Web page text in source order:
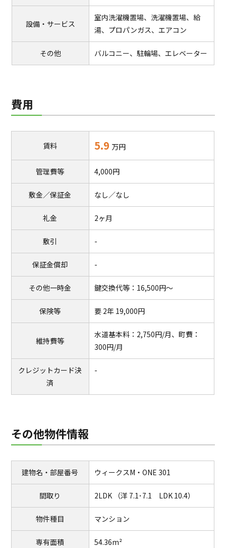
設備・サービス
室内洗濯機置場、洗濯機置場、給
湯、プロパンガス、エアコン
その他 バルコニー、駐輪場、エレベーター
費用
賃料 5.9 万円
管理費等 4,000円
敷金／保証金 なし／なし
礼金 2ヶ月
敷引 -
保証金償却 -
その他一時金 鍵交換代等：16,500円～
保険等 要 2年 19,000円
維持費等
水道基本料：2,750円/月、町費：
300円/月
クレジットカード決
済
-
その他物件情報
建物名・部屋番号 ウィークスM・ONE 301
間取り 2LDK （洋 7.1･7.1 LDK 10.4）
物件種目 マンション
専有面積 54.36m²